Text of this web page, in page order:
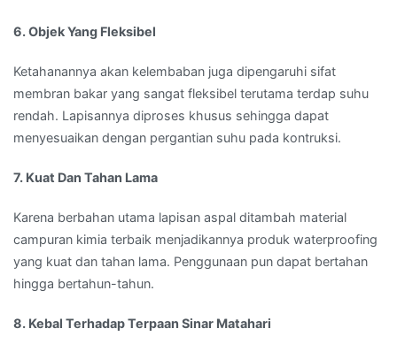
6. Objek Yang Fleksibel
Ketahanannya akan kelembaban juga dipengaruhi sifat
membran bakar yang sangat fleksibel terutama terdap suhu
rendah. Lapisannya diproses khusus sehingga dapat
menyesuaikan dengan pergantian suhu pada kontruksi.
7. Kuat Dan Tahan Lama
Karena berbahan utama lapisan aspal ditambah material
campuran kimia terbaik menjadikannya produk waterproofing
yang kuat dan tahan lama. Penggunaan pun dapat bertahan
hingga bertahun-tahun.
8. Kebal Terhadap Terpaan Sinar Matahari